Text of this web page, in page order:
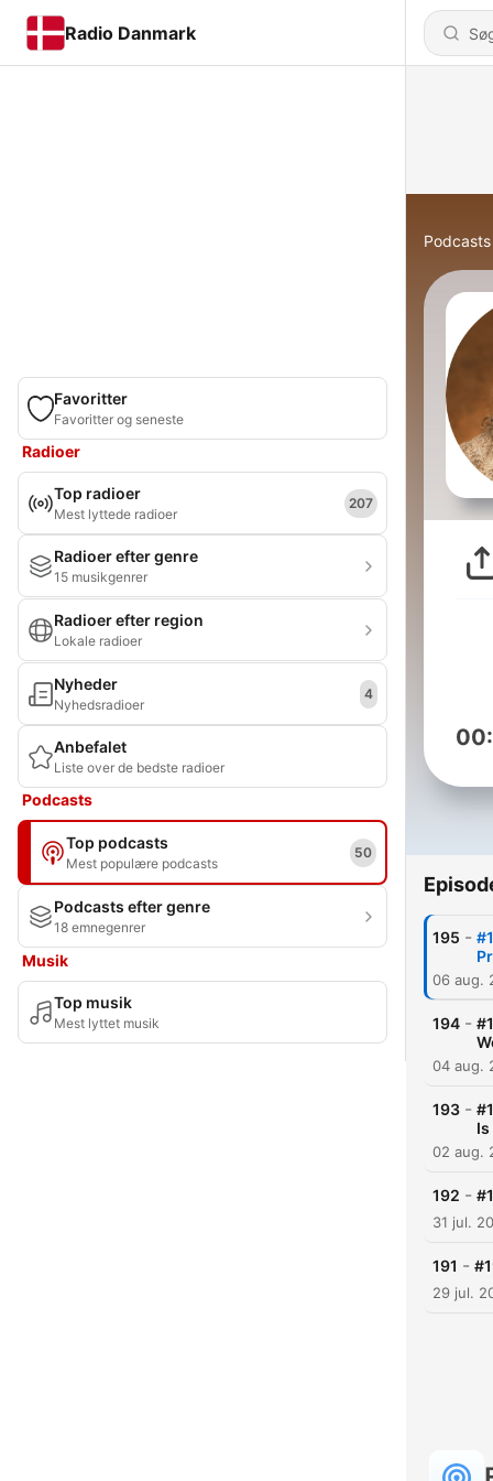
Radio Danmark
Favoritter
Favoritter og seneste
Radioer
Top radioer
Mest lyttede radioer
207
Radioer efter genre
15 musikgenrer
Radioer efter region
Lokale radioer
Nyheder
Nyhedsradioer
4
Anbefalet
Liste over de bedste radioer
Podcasts
Top podcasts
Mest populære podcasts
50
Podcasts efter genre
18 emnegenrer
Musik
Top musik
Mest lyttet musik
Podcasts
195 -
06 aug.
194 -
04 aug.
193 -
02 aug.
192 -
31 jul.
191 -
29 jul.